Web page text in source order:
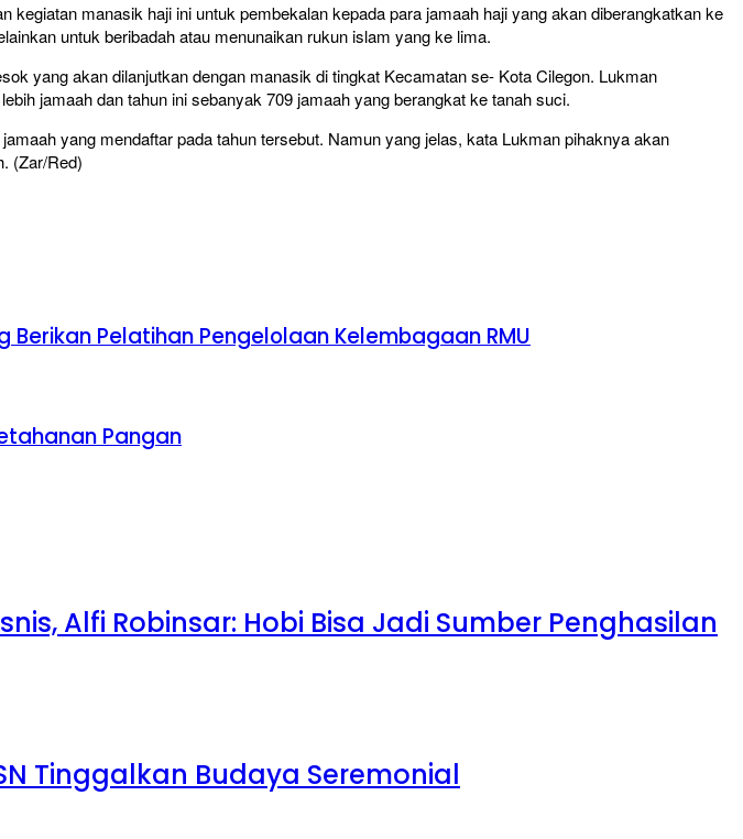
manasik haji ini untuk pembekalan kepada para jamaah haji yang akan diberangkatkan ke
untuk beribadah atau menunaikan rukun islam yang ke lima.
yang akan dilanjutkan dengan manasik di tingkat Kecamatan se- Kota Cilegon. Lukman
jamaah dan tahun ini sebanyak 709 jamaah yang berangkat ke tanah suci.
yang mendaftar pada tahun tersebut. Namun yang jelas, kata Lukman pihaknya akan
(Zar/Red)
Berikan Pelatihan Pengelolaan Kelembagaan RMU
Pangan
Alfi Robinsar: Hobi Bisa Jadi Sumber Penghasilan
Tinggalkan Budaya Seremonial